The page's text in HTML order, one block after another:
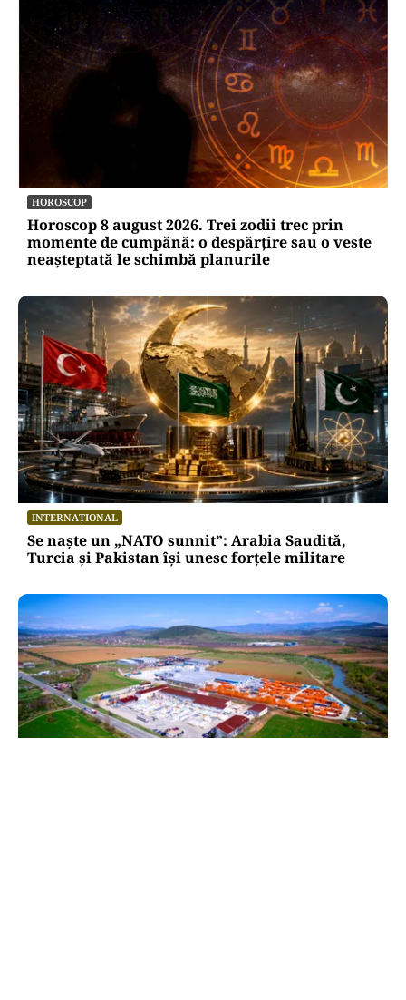
HOROSCOP
Horoscop 8 august 2026. Trei zodii trec prin
momente de cumpănă: o despărțire sau o veste
neașteptată le schimbă planurile
INTERNAȚIONAL
Se naște un „NATO sunnit”: Arabia Saudită,
Turcia și Pakistan își unesc forțele militare